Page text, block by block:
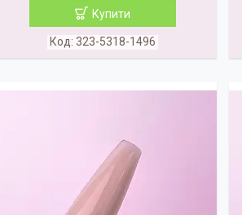
Купити
323-5318-1496